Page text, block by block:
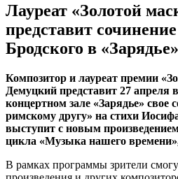
Лауреат «Золотой
представит
Бродского в «Зарядье»
Композитор и лауреат премии
Демуцкий представит 27 апреля
концертном зале «Зарядье» свое
римскому другу» на стихи
выступит с новым
цикла «Музыка нашего
В рамках программы зрители